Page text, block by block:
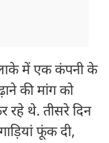
में एक कंपनी के
की मांग को
रहे थे. तीसरे दिन
फूंक दी,